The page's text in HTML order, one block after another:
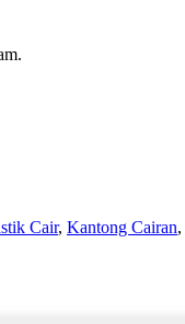
Cair, Kantong Cairan,